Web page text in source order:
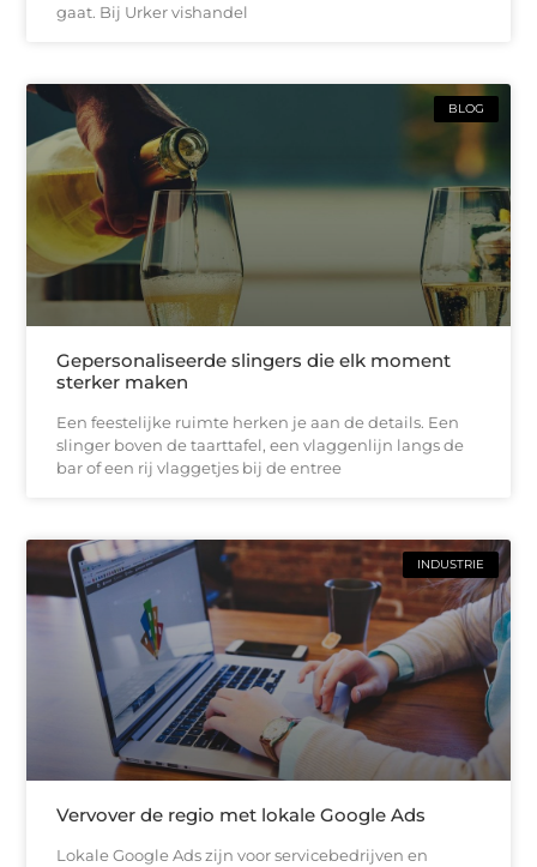
gaat. Bij Urker vishandel
BLOG
Gepersonaliseerde slingers die elk moment
sterker maken
Een feestelijke ruimte herken je aan de details. Een
slinger boven de taarttafel, een vlaggenlijn langs de
bar of een rij vlaggetjes bij de entree
INDUSTRIE
Vervover de regio met lokale Google Ads
Lokale Google Ads zijn voor servicebedrijven en